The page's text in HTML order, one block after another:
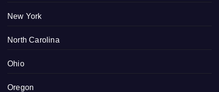
New York
North Carolina
Ohio
Oregon